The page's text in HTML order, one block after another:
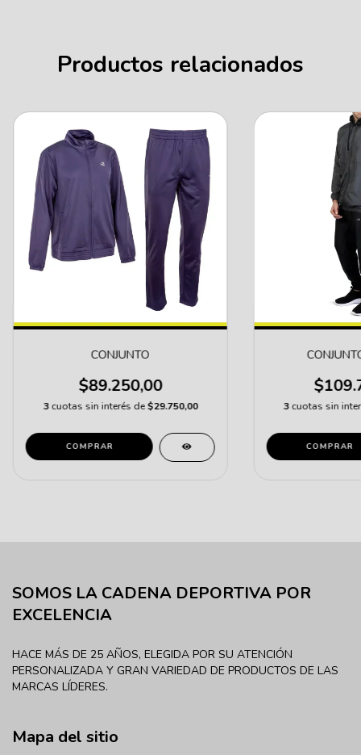
Productos relacionados
CONJUNTO
$89.250,00
3 cuotas sin interés de$29.750,00
COMPRAR
3cuotas sin
COMPRAR
SOMOS LA CADENA DEPORTIVA POR
EXCELENCIA
HACE MÁS DE 25 AÑOS, ELEGIDA POR SU ATENCIÓN
PERSONALIZADA Y GRAN VARIEDAD DE PRODUCTOS DE LAS
MARCAS LÍDERES.
Mapa del sitio